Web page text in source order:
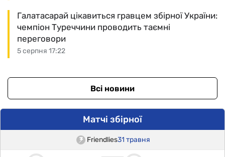
5 серпня 17:22
Галатасарай цікавиться гравцем збірної України:
чемпіон Туреччини проводить таємні
переговори
Всі новини
Матчі збірної
Friendlies31 травня